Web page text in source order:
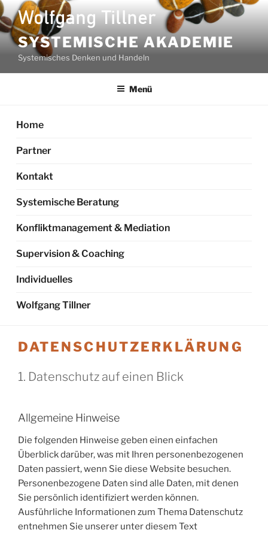
Zum
Inhalt
springenSYSTEMISCHE AKADEMIE
Systemisches Denken und Handeln
Menü
Home
Partner
Kontakt
Systemische Beratung
Konfliktmanagement & Mediation
Supervision & Coaching
Individuelles
Wolfgang Tillner
DATENSCHUTZERKLÄRUNG
1. Datenschutz auf einen Blick
Allgemeine Hinweise
Die folgenden Hinweise geben einen einfachen
Überblick darüber, was mit Ihren personenbezogenen
Daten passiert, wenn Sie diese Website besuchen.
Personenbezogene Daten sind alle Daten, mit denen
Sie persönlich identifiziert werden können.
Ausführliche Informationen zum Thema Datenschutz
entnehmen Sie unserer unter diesem Text